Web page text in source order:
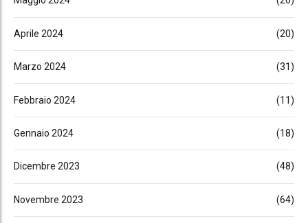
Aprile 2024 (20)
Marzo 2024 (31)
Febbraio 2024 (11)
Gennaio 2024 (18)
Dicembre 2023 (48)
Novembre 2023 (64)